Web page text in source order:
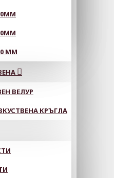
MM
ВЕЛУР
КРЪГЛА